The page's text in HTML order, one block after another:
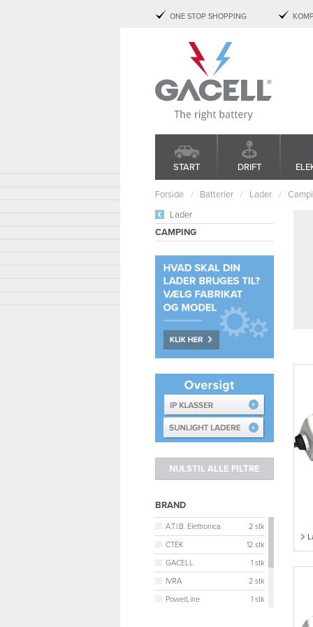
ONE STOP SHOPPING
START DRIFT
Lader
CAMPING
BRAND
A.T.I.B. Elettronica
2 stk
CTEK
12 stk
GACELL
1 stk
IVRA
2 stk
PowerLine
1 stk
Forside Batterier Lader